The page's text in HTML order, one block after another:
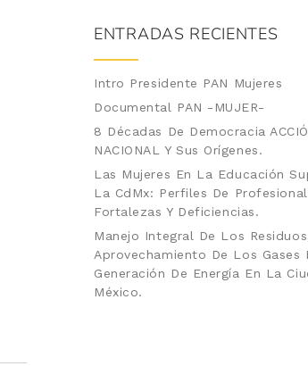
ENTRADAS RECIENTES
Intro Presidente PAN Mujeres
Documental PAN -MUJER-
8 Décadas De Democracia
NACIONAL Y Sus Orígenes.
Las Mujeres En La Educación
La CdMx: Perfiles De
Fortalezas Y Deficiencias.
Manejo Integral De Los
Aprovechamiento De Los Gases
Generación De Energía En La
México.